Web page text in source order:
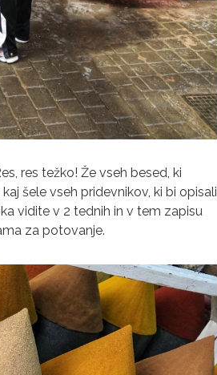
res težko! Že vseh besed, ki
šele vseh pridevnikov, ki bi opisali
vidite v 2 tednih in v tem zapisu
za potovanje.